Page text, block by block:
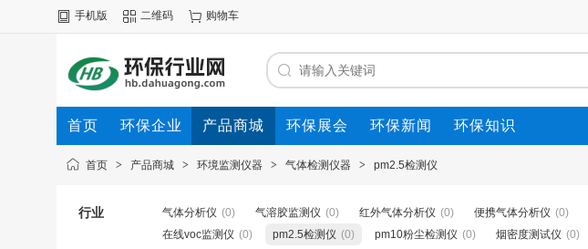
手机版 二维码 购物车
首页 环保企业 产品商城 环保展会 环保新闻 环保知识
首页 > 产品商城 > 环境监测仪器 > 气体检测仪器 > pm2.5检测仪
行业 气体分析仪 (0) 气溶胶监测仪 (0) 红外气体分析仪 (0) 便携气体分析仪 (0)
在线voc监测仪 (0) pm2.5检测仪 (0) pm10粉尘检测仪 (0) 烟密度测试仪 (0)